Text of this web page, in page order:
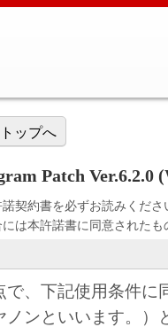
ップへ
Patch Ver.6.2.0
契約書を必ずお読みくださ
は本許諾書に同意された
で、下記使用条件に
ノンといいます。）